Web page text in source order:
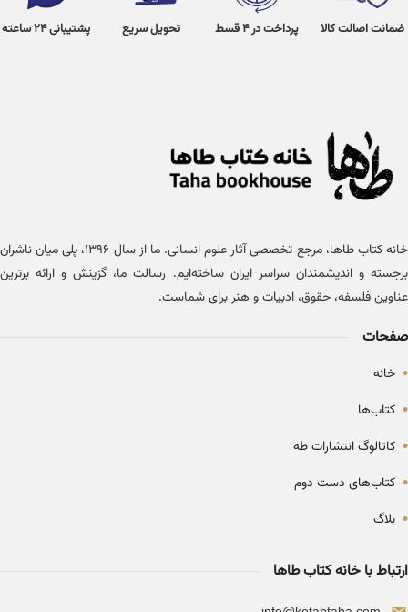
ضمانت اصالت کالا پرداخت در 4 قسط تحویل سریع پشتیبانی 24 ساعته
خانه کتاب طاها، مرجع تخصصی آثار علوم انسانی. ما از سال ۱۳۹۶، پلی میان ناشران
برجسته و اندیشمندان سراسر ایران ساخته‌ایم. رسالت ما، گزینش و ارائه برترین
عناوین فلسفه، حقوق، ادبیات و هنر برای شماست.
صفحات
• خانه
• کتاب‌ها
• کاتالوگ انتشارات طه
• کتاب‌های دست دوم
• بلاگ
ارتباط با خانه کتاب طاها